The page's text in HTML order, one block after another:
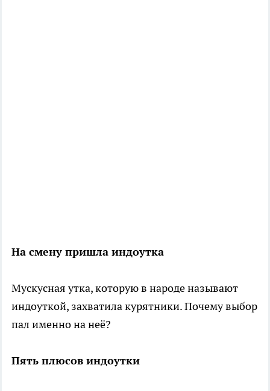
На смену пришла индоутка
Мускусная утка, которую в народе называют
индоуткой, захватила курятники. Почему выбор
пал именно на неё?
Пять плюсов индоутки